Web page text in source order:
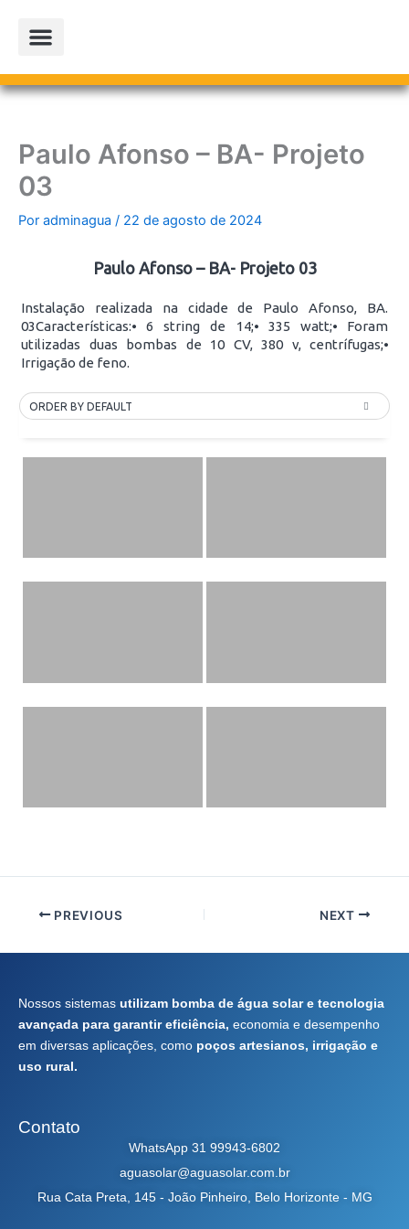
conteúdo
Paulo Afonso – BA- Projeto
03
Por adminagua / 22 de agosto de 2024
Paulo Afonso – BA- Projeto 03
Instalação realizada na cidade de Paulo Afonso, BA.
03Características:⦁ 6 string de 14;⦁ 335 watt;⦁ Foram
utilizadas duas bombas de 10 CV, 380 v, centrífugas;⦁
Irrigação de feno.
ORDER BY DEFAULT
PREVIOUS NEXT
Nossos sistemas utilizam bomba de água solar e tecnologia
avançada para garantir eficiência, economia e desempenho
em diversas aplicações, como poços artesianos, irrigação e
uso rural.
Contato
WhatsApp 31 99943-6802
aguasolar@aguasolar.com.br
Rua Cata Preta, 145 - João Pinheiro, Belo Horizonte - MG